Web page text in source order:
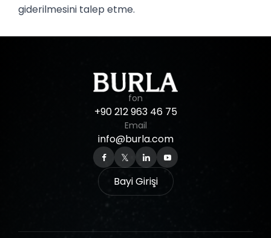
giderilmesini talep etme.
fon
+90212963 46 75
Email
info@burla.com
Bayi Girişi